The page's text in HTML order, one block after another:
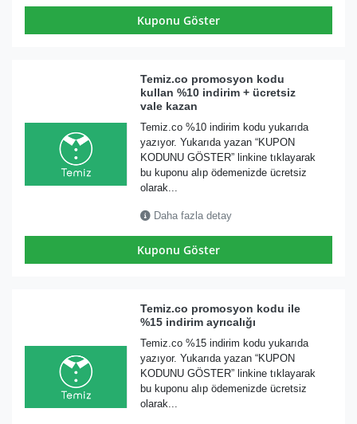
Kuponu Göster
Temiz.co promosyon kodu
kullan %10 indirim + ücretsiz
vale kazan
Temiz.co %10 indirim kodu yukarıda
yazıyor. Yukarıda yazan “KUPON
KODUNU GÖSTER” linkine tıklayarak
bu kuponu alıp ödemenizde ücretsiz
olarak...
Daha fazla detay
Kuponu Göster
Temiz.co promosyon kodu ile
%15 indirim ayrıcalığı
Temiz.co %15 indirim kodu yukarıda
yazıyor. Yukarıda yazan “KUPON
KODUNU GÖSTER” linkine tıklayarak
bu kuponu alıp ödemenizde ücretsiz
olarak...